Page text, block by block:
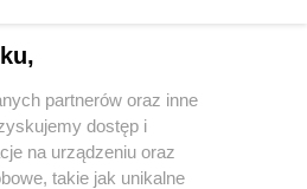
partnerów oraz inne
dostęp i
na urządzeniu oraz
takie jak unikalne